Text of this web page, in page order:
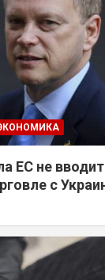
ЕС не
с